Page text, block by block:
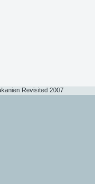
Revisited 2007